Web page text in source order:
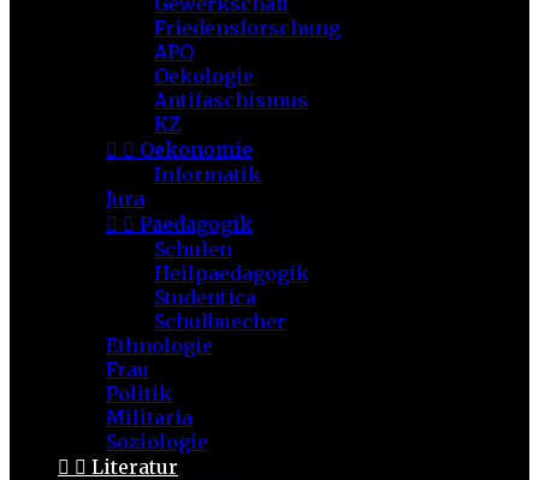
Friedensforschung
APO
Oekologie
Antifaschismus
KZ
  Oekonomie
Informatik
Jura
  Paedagogik
Schulen
Heilpaedagogik
Studentica
Schulbuecher
Ethnologie
Frau
Politik
Militaria
Soziologie
  Literatur